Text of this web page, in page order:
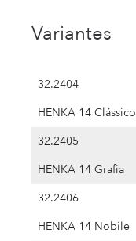
Variantes
32.2404
HENKA 14 Clássico
32.2405
HENKA 14 Grafia
32.2406
HENKA 14 Nobile